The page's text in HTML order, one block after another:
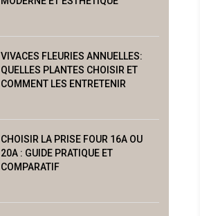
VIVACES FLEURIES ANNUELLES:
QUELLES PLANTES CHOISIR ET
COMMENT LES ENTRETENIR
CHOISIR LA PRISE FOUR 16A OU
20A : GUIDE PRATIQUE ET
COMPARATIF